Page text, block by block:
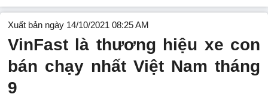
Xuất bản ngày 14/10/2021 08:25 AM
VinFast là thương hiệu xe con
bán chạy nhất Việt Nam tháng
9